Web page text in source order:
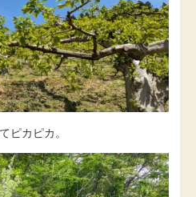
ピカピカ。